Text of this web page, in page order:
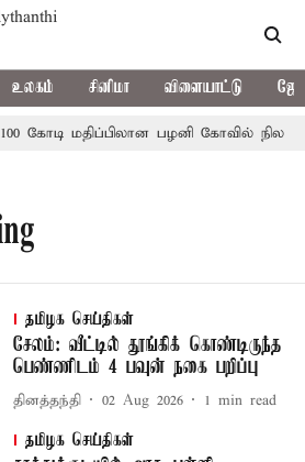
உலகம் சினிமா விளையாட்டு
கோடி மதிப்பிலான பழனி கோவில் நில
தமிழக செய்திகள்
சேலம்: வீட்டில் தூங்கிக் கொண்டிருந்த
பெண்ணிடம் 4 பவுன் நகை பறிப்பு
தினத்தந்தி 02 Aug 2026 1 min read
தமிழக செய்திகள்